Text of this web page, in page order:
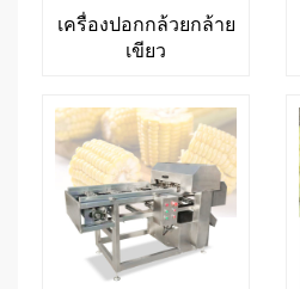
เครื่องปอกกล้วยกล้าย
เขียว